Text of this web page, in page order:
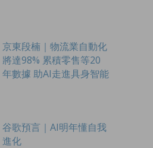
京東段楠｜物流業自動化
將達98% 累積零售等20
年數據 助AI走進具身智能
谷歌預言｜AI明年懂自我
進化